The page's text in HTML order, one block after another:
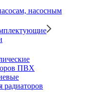
насосным
ПВХ